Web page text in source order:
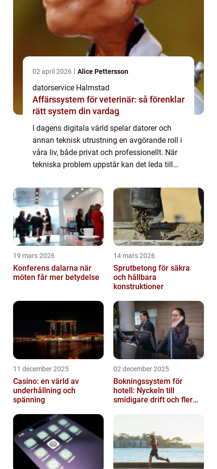
02 april 2026 Alice Pettersson
datorservice Halmstad
Affärssystem för veterinär: så förenklar
rätt system din vardag
I dagens digitala värld spelar datorer och
annan teknisk utrustning en avgörande roll i
våra liv, både privat och professionellt. När
tekniska problem uppstår kan det leda till
19 mars 2026
Konferens dalarna när
möten får mer betydelse
14 mars 2026
Sprutbetong för säkra
och hållbara
konstruktioner
11 december 2025
Casino: en värld av
underhållning och
spänning
02 december 2025
Bokningssystem för
hotell: Nyckeln till
smidigare drift och fler